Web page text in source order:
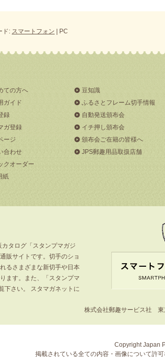
ド: スマートフォン | PC
ての方へ
ガイド
録
ガ登録
ージ
合わせ
クオーダー
紙
豆知識
ふるさとフレーム切手情報
自動発送頒布会
イチ押し頒布会
頒布会ご在籍の皆様へ
JPS郵趣用品取扱店舗
タログ「スタンプマガジ
販サイトです。切手のショ
るさまざまな新切手や日本
ます。また、「スタンプマ
下さい。 スタマガネットに
株式会社郵趣サービス社
Copyright Japan
掲載されている全ての内容・画像について許